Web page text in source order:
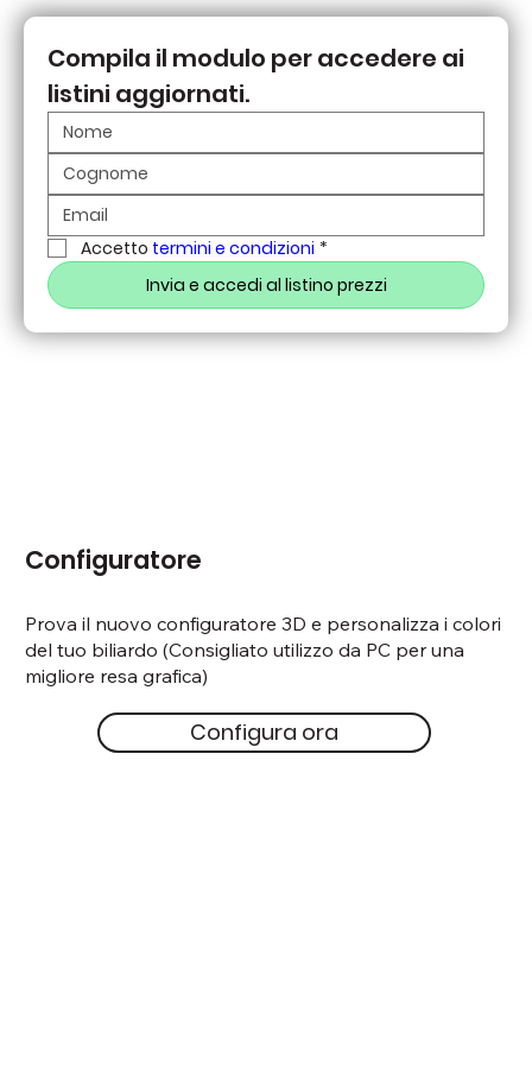
Compila il modulo per accedere ai
listini aggiornati.
Accetto termini e condizioni *
Invia e accedi al listino prezzi
Configuratore
Prova il nuovo configuratore 3D e personalizza i colori
del tuo biliardo (Consigliato utilizzo da PC per una
migliore resa grafica)
Configura ora